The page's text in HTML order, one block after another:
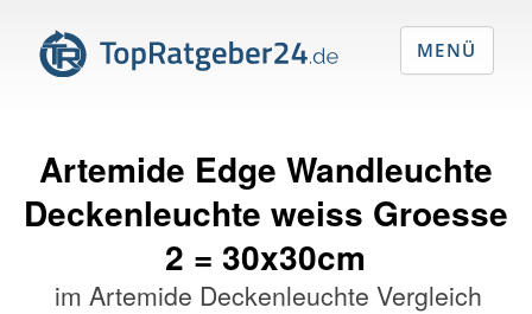
Artemide Edge Wandleuchte
Deckenleuchte weiss Groesse
2 = 30x30cm
im Artemide Deckenleuchte Vergleich
MENÜ